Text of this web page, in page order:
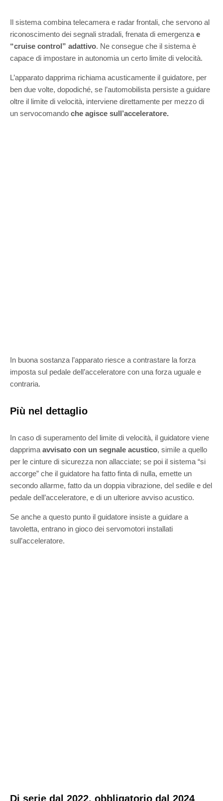
Il sistema combina telecamera e radar frontali, che servono al
riconoscimento dei segnali stradali, frenata di emergenza e
“cruise control” adattivo. Ne consegue che il sistema è
capace di impostare in autonomia un certo limite di velocità.
L’apparato dapprima richiama acusticamente il guidatore, per
ben due volte, dopodiché, se l’automobilista persiste a guidare
oltre il limite di velocità, interviene direttamente per mezzo di
un servocomando che agisce sull’acceleratore.
In buona sostanza l’apparato riesce a contrastare la forza
imposta sul pedale dell’acceleratore con una forza uguale e
contraria.
Più nel dettaglio
In caso di superamento del limite di velocità, il guidatore viene
dapprima avvisato con un segnale acustico, simile a quello
per le cinture di sicurezza non allacciate; se poi il sistema “si
accorge” che il guidatore ha fatto finta di nulla, emette un
secondo allarme, fatto da un doppia vibrazione, del sedile e del
pedale dell’acceleratore, e di un ulteriore avviso acustico.
Se anche a questo punto il guidatore insiste a guidare a
tavoletta, entrano in gioco dei servomotori installati
sull’acceleratore.
Di serie dal 2022, obbligatorio dal 2024